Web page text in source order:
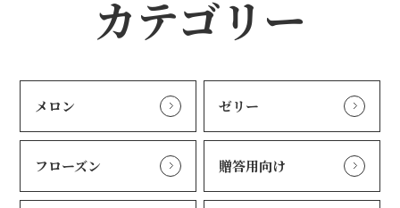
カテゴリー
メロン ゼリー
フローズン 贈答用向け